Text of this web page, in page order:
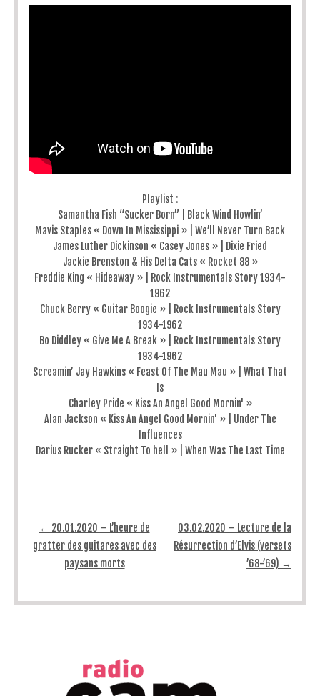
Playlist :
Samantha Fish “Sucker Born” | Black Wind Howlin’
Mavis Staples « Down In Mississippi » | We’ll Never Turn Back
James Luther Dickinson « Casey Jones » | Dixie Fried
Jackie Brenston & His Delta Cats « Rocket 88 »
Freddie King « Hideaway » | Rock Instrumentals Story 1934-
1962
Chuck Berry « Guitar Boogie » | Rock Instrumentals Story
1934-1962
Bo Diddley « Give Me A Break » | Rock Instrumentals Story
1934-1962
Screamin’ Jay Hawkins « Feast Of The Mau Mau » | What That
Is
Charley Pride « Kiss An Angel Good Mornin' »
Alan Jackson « Kiss An Angel Good Mornin' » | Under The
Influences
Darius Rucker « Straight To hell » | When Was The Last Time
Post navigation
← 20.01.2020 – L’heure de
gratter des guitares avec des
paysans morts
03.02.2020 – Lecture de la
Résurrection d’Elvis (versets
’68-’69) →